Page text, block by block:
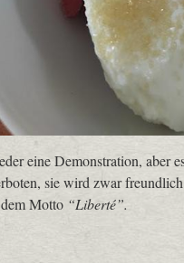
eine Demonstration, aber
sie wird zwar
Motto “Liberté”.